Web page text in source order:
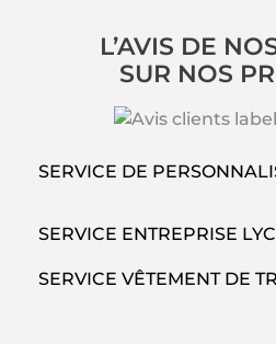
L’AVIS DE
SUR NOS
SERVICE DE
SERVICE ENTREPRISE
SERVICE VÊTEMENT DE